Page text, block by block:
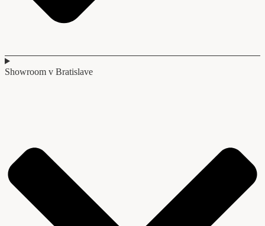
Showroom v Bratislave